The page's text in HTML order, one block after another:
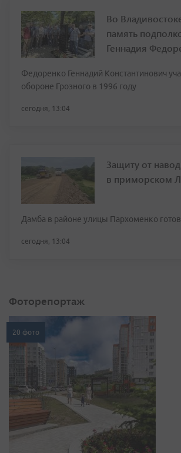
Во
память
Геннадия
Федоренко Геннадий Константинович
обороне Грозного в 1996 году
сегодня, 13:04
Защиту от
в приморском
Дамба в районе улицы Пархоменко
сегодня, 13:04
Фоторепортаж
20 фото